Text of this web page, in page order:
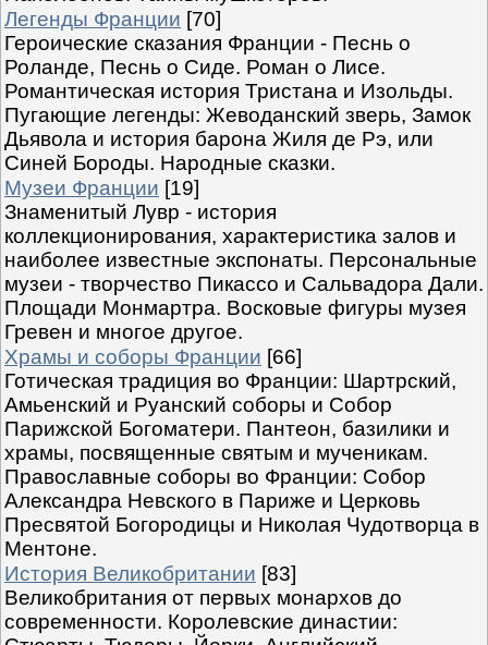
Легенды Франции [70]
Героические сказания Франции - Песнь о
Роланде, Песнь о Сиде. Роман о Лисе.
Романтическая история Тристана и Изольды.
Пугающие легенды: Жеводанский зверь, Замок
Дьявола и история барона Жиля де Рэ, или
Синей Бороды. Народные сказки.
Музеи Франции [19]
Знаменитый Лувр - история
коллекционирования, характеристика залов и
наиболее известные экспонаты. Персональные
музеи - творчество Пикассо и Сальвадора Дали.
Площади Монмартра. Восковые фигуры музея
Гревен и многое другое.
Храмы и соборы Франции [66]
Готическая традиция во Франции: Шартрский,
Амьенский и Руанский соборы и Собор
Парижской Богоматери. Пантеон, базилики и
храмы, посвященные святым и мученикам.
Православные соборы во Франции: Собор
Александра Невского в Париже и Церковь
Пресвятой Богородицы и Николая Чудотворца в
Ментоне.
История Великобритании [83]
Великобритания от первых монархов до
современности. Королевские династии: